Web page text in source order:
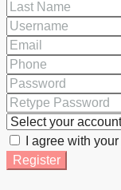
I agree with your
Register